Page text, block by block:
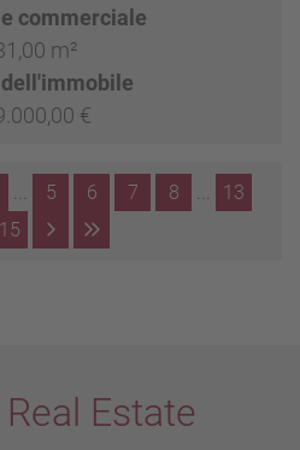
commerciale
m²
€
... 5 6 7 8 ...
13
15
Estate